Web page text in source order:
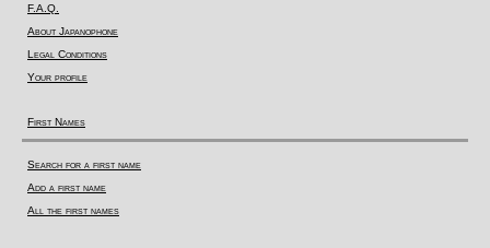
F.A.Q.
About Japanophone
Legal Conditions
Your profile
First Names
Search for a first name
Add a first name
All the first names